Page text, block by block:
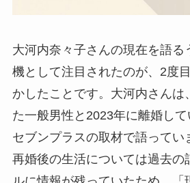
大河内奈々子さんの現在を語る
機として注目されたのが、2度
かしたことです。大河内さんは
た一般男性と2023年に離婚し
セブンプラスの取材で語ってい
再婚後の生活については過去の